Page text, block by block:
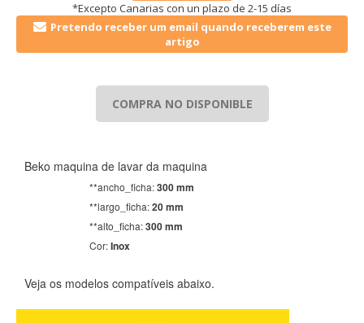
*Excepto Canarias con un plazo de 2-15 días
Pretendo receber um email quando receberem este
artigo
COMPRA NO DISPONIBLE
Beko maquina de lavar da maquina
**ancho_ficha:300 mm
**largo_ficha:20 mm
**alto_ficha:300 mm
Cor:Inox
Veja os modelos compatíveis abaixo.